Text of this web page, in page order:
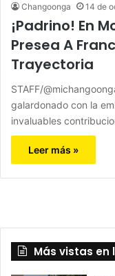
Changoonga 14 de
¡Padrino! En
Presea A
Trayectoria
STAFF/
galardonado con la
invaluables
Leer más »
Más vistas en